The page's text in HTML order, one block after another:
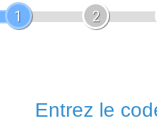
1
2
Entrez le